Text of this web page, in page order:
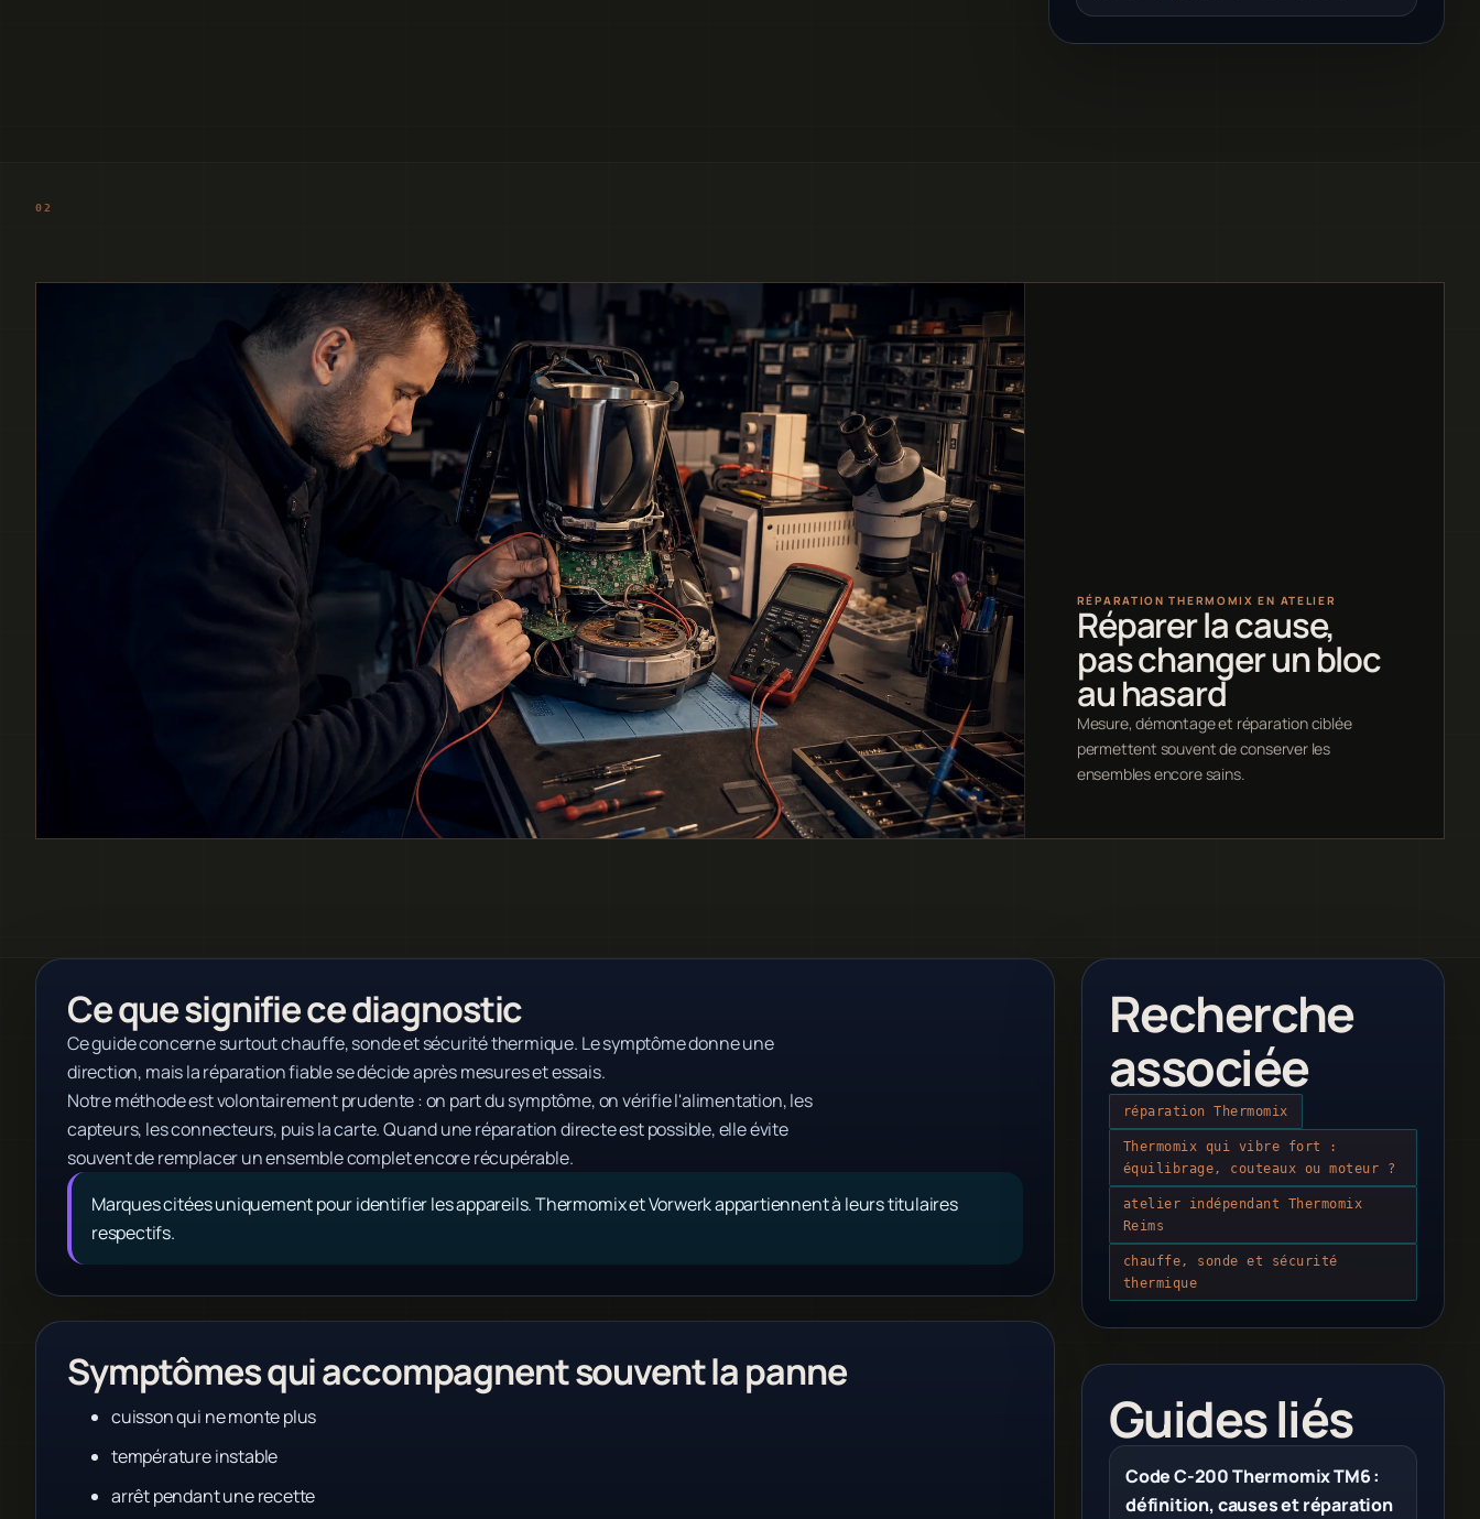
RÉPARATION THERMOMIX EN ATELIER
Réparer la cause,
pas changer un bloc
au hasard
Mesure, démontage et réparation ciblée
permettent souvent de conserver les
ensembles encore sains.
Ce que signifie ce diagnostic
Ce guide concerne surtout chauffe, sonde et sécurité thermique. Le symptôme donne une
direction, mais la réparation fiable se décide après mesures et essais.
Notre méthode est volontairement prudente : on part du symptôme, on vérifie l'alimentation, les
capteurs, les connecteurs, puis la carte. Quand une réparation directe est possible, elle évite
souvent de remplacer un ensemble complet encore récupérable.
Marques citées uniquement pour identifier les appareils. Thermomix et Vorwerk appartiennent à leurs titulaires
respectifs.
Symptômes qui accompagnent souvent la panne
cuisson qui ne monte plus
température instable
arrêt pendant une recette
Recherche
associée
réparation Thermomix
Thermomix qui vibre fort :
équilibrage, couteaux ou moteur ?
atelier indépendant Thermomix
Reims
chauffe, sonde et sécurité
thermique
Guides liés
Code C-200 Thermomix TM6 :
définition, causes et réparation